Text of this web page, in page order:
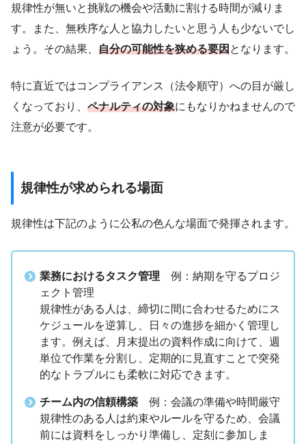
規律性が無いと挑戦の機会や活動に割ける時間が減りま
す。また、無秩序な人と協力したいと思う人も少ないでし
ょう。その結果、 自分の可能性を狭める要因となります。
特に直近ではコンプライアンス（法令順守）への目が厳し
くなっており、 ペナルティの対象にもなりかねませんので
注意が必要です。
規律性が求められる場面
規律性は下記のように公私の色んな場面で発揮されます。
業務におけるタスク管理 例：納期を守るプロジ
ェクト管理
規律性がある人は、締切に間に合わせるためにス
ケジュールを逆算し、日々の進捗を細かく管理し
ます。例えば、月末提出の資料作成に向けて、週
単位で作業を分割し、定期的に見直すことで突発
的なトラブルにも柔軟に対応できます。
チーム内の信頼構築 例：会議の準備や時間厳守
規律性のある人は約束やルールを守るため、会議
前には資料をしっかり準備し、定刻に参加しま